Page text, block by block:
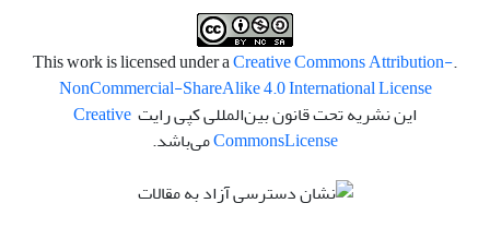
.This work is licensed under a
Creative Commons Attribution-
NonCommercial-ShareAlike 4.0 International License
این نشریه تحت قانون بین‌المللی کپی رایت Creative
CommonsLicense می‌باشد.